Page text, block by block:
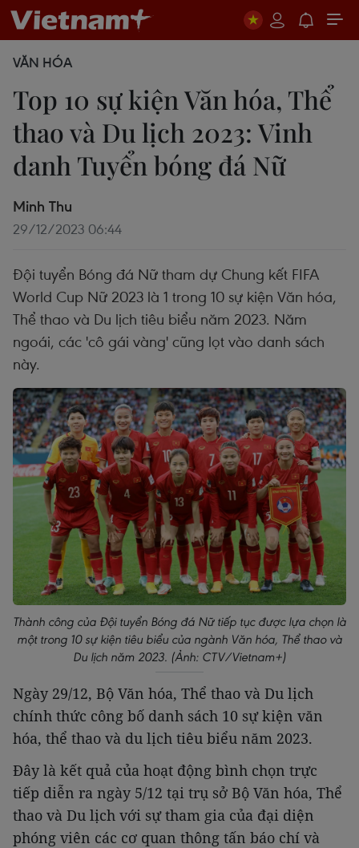
VĂN HÓA
Top 10 sự kiện Văn hóa, Thể
thao và Du lịch 2023: Vinh
danh Tuyển bóng đá Nữ
Minh Thu
29/12/2023 06:44
Đội tuyển Bóng đá Nữ tham dự Chung kết FIFA
World Cup Nữ 2023 là 1 trong 10 sự kiện Văn hóa,
Thể thao và Du lịch tiêu biểu năm 2023. Năm
ngoái, các 'cô gái vàng' cũng lọt vào danh sách
này.
Thành công của Đội tuyển Bóng đá Nữ tiếp tục được lựa chọn là
một trong 10 sự kiện tiêu biểu của ngành Văn hóa, Thể thao và
Du lịch năm 2023. (Ảnh: CTV/Vietnam+)
Ngày 29/12, Bộ Văn hóa, Thể thao và Du lịch
chính thức công bố danh sách 10 sự kiện văn
hóa, thể thao và du lịch tiêu biểu năm 2023.
Đây là kết quả của hoạt động bình chọn trực
tiếp diễn ra ngày 5/12 tại trụ sở Bộ Văn hóa, Thể
thao và Du lịch với sự tham gia của đại diện
phóng viên các cơ quan thông tấn báo chí và